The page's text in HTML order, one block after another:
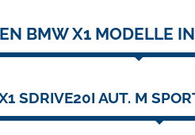
BMW X1 MODELLE
SDRIVE20I AUT. M